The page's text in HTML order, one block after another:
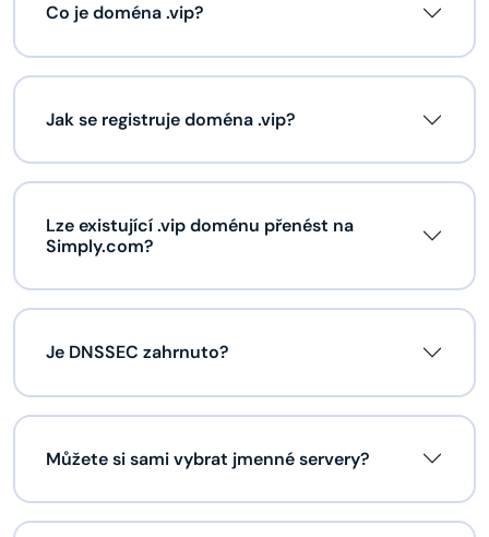
Co je doména .vip?
Jak se registruje doména .vip?
Lze existující .vip doménu přenést na
Simply.com?
Je DNSSEC zahrnuto?
Můžete si sami vybrat jmenné servery?